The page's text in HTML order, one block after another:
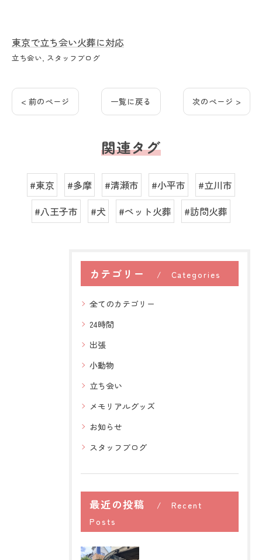
東京で立ち会い火葬に対応
立ち会い スタッフブログ
< 前のページ 一覧に戻る 次のページ >
関連タグ
#東京 #多摩 #清瀬市 #小平市
#立川市
#八王子市
#犬 #ペット火葬 #訪問火葬
カテゴリー Categories
全てのカテゴリー
24時間
出張
小動物
立ち会い
メモリアルグッズ
お知らせ
スタッフブログ
最近の投稿
Recent
Posts